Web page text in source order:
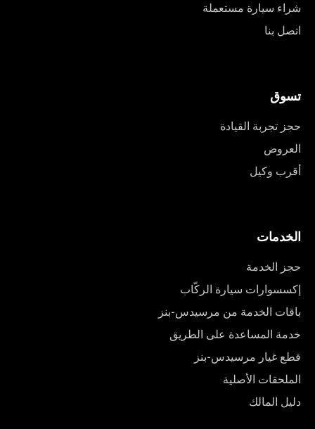
شراء سيارة مستعملة
اتصل بنا
تسوق
حجز تجربة القيادة
العروض
أقرب وكيل
الخدمات
حجز الخدمة
إكسسوارات سيارة الركّاب
باقات الخدمة من مرسيدس-بنز
خدمة المساعدة على الطريق
قطع غيار مرسيدس-بنز
الملحقات الأصلية
دليل المالك